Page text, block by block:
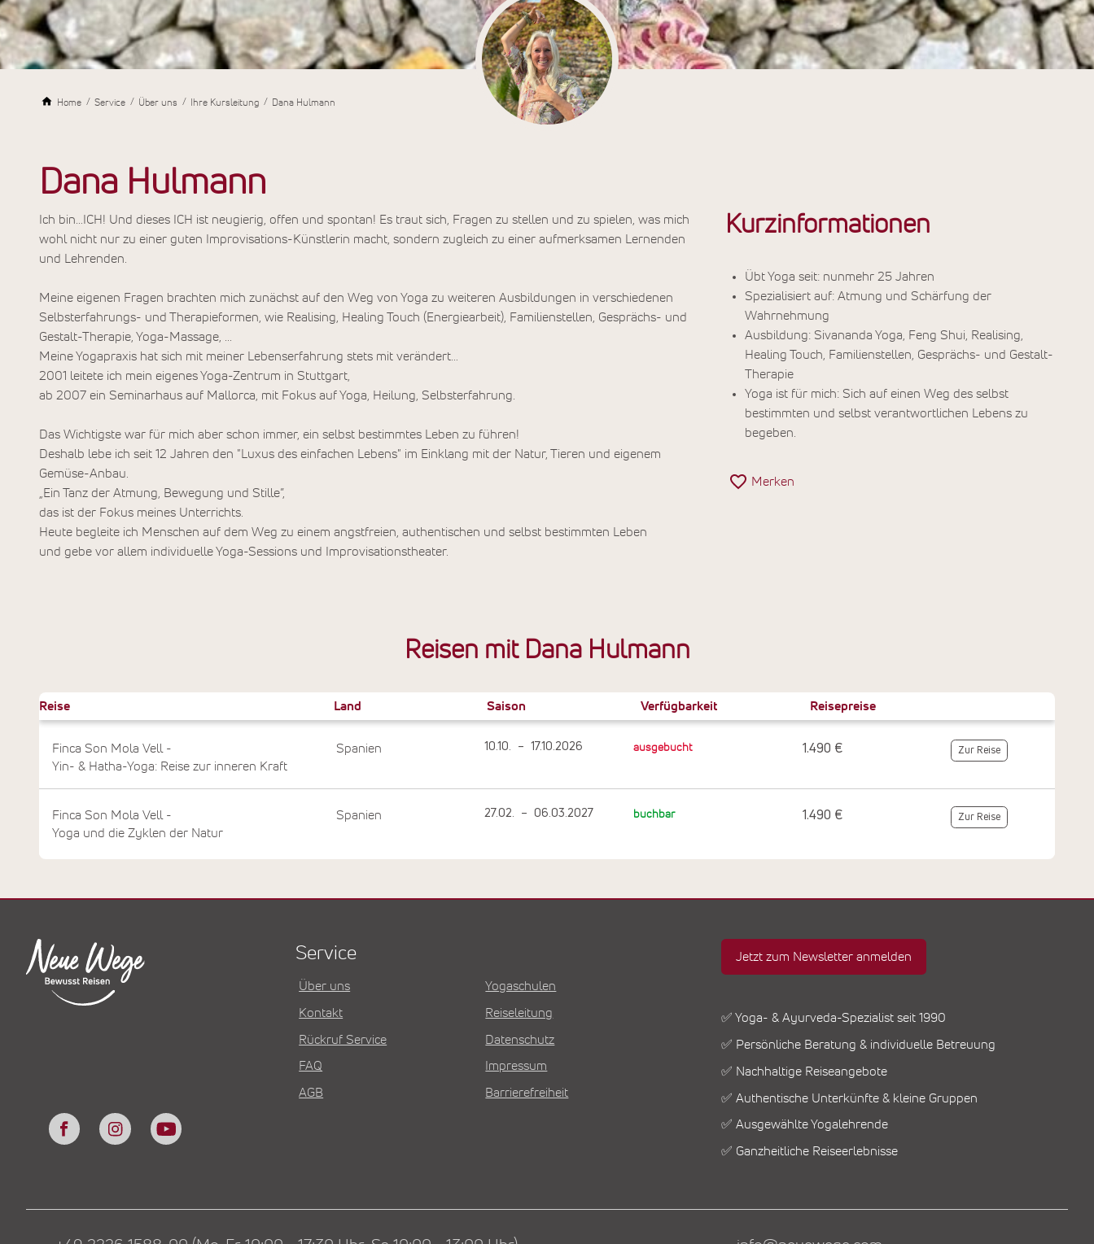
Home Service Über uns Ihre Kursleitung Dana Hulmann
Dana Hulmann
Ich bin…ICH! Und dieses ICH ist neugierig, offen und spontan! Es traut sich, Fragen zu stellen und zu spielen, was mich
wohl nicht nur zu einer guten Improvisations-Künstlerin macht, sondern zugleich zu einer aufmerksamen Lernenden
und Lehrenden.
Meine eigenen Fragen brachten mich zunächst auf den Weg von Yoga zu weiteren Ausbildungen in verschiedenen
Selbsterfahrungs- und Therapieformen, wie Realising, Healing Touch (Energiearbeit), Familienstellen, Gesprächs- und
Gestalt-Therapie, Yoga-Massage, ...
Meine Yogapraxis hat sich mit meiner Lebenserfahrung stets mit verändert…
2001 leitete ich mein eigenes Yoga-Zentrum in Stuttgart,
ab 2007 ein Seminarhaus auf Mallorca, mit Fokus auf Yoga, Heilung, Selbsterfahrung.
Das Wichtigste war für mich aber schon immer, ein selbst bestimmtes Leben zu führen!
Deshalb lebe ich seit 12 Jahren den "Luxus des einfachen Lebens" im Einklang mit der Natur, Tieren und eigenem
Gemüse-Anbau.
„Ein Tanz der Atmung, Bewegung und Stille”,
das ist der Fokus meines Unterrichts.
Heute begleite ich Menschen auf dem Weg zu einem angstfreien, authentischen und selbst bestimmten Leben
und gebe vor allem individuelle Yoga-Sessions und Improvisationstheater.
Kurzinformationen
Übt Yoga seit: nunmehr 25 Jahren
Spezialisiert auf: Atmung und Schärfung der
Wahrnehmung
Ausbildung: Sivananda Yoga, Feng Shui, Realising,
Healing Touch, Familienstellen, Gesprächs- und Gestalt-
Therapie
Yoga ist für mich: Sich auf einen Weg des selbst
bestimmten und selbst verantwortlichen Lebens zu
begeben.
Merken
Reisen mit Dana Hulmann
Reise Land Saison Verfügbarkeit Reisepreise
Finca Son Mola Vell -
Yin- & Hatha-Yoga: Reise zur inneren Kraft
Spanien 10.10. – 17.10.2026 ausgebucht 1.490 € Zur Reise
Finca Son Mola Vell -
Yoga und die Zyklen der Natur
Spanien 27.02. – 06.03.2027 buchbar 1.490 € Zur Reise
Service
Über uns
Kontakt
Rückruf Service
FAQ
AGB
Yogaschulen
Reiseleitung
Datenschutz
Impressum
Barrierefreiheit
Jetzt zum Newsletter anmelden
✅ Yoga- & Ayurveda-Spezialist seit 1990
✅ Persönliche Beratung & individuelle Betreuung
✅ Nachhaltige Reiseangebote
✅ Authentische Unterkünfte & kleine Gruppen
✅ Ausgewählte Yogalehrende
✅ Ganzheitliche Reiseerlebnisse